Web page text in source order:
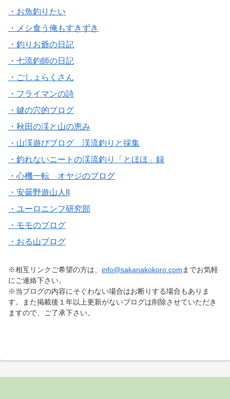
・お魚釣りたい
・メシ食う俺もすきずき
・釣りお爺の日記
・七流釣師の日記
・ごしょらくさん
・フライマンの詩
・鍵の穴的ブログ
・秋田の渓と山の恵み
・山渓遊びブログ 渓流釣りと採集
・釣れないニートの渓流釣り「とほほ」録
・心機一転 オヤジのブログ
・安曇野遊山人II
・ユーロニンフ研究部
・モモのブログ
・おる山ブログ
※相互リンクご希望の方は、 info@sakanakokoro.com までお気軽
にご連絡下さい。
※当ブログの内容にそぐわない場合はお断りする場合もありま
す。また掲載後１年以上更新がないブログは削除させていただき
ますので、ご了承下さい。